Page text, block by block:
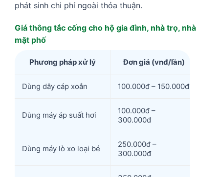
phát sinh chi phí ngoài thỏa thuận.
Giá thông tắc cống cho hộ gia đình, nhà trọ, nhà
mặt phố
Phương pháp xử lý Đơn giá (vnđ/lần)
Dùng dây cáp xoắn 100.000đ – 150.000đ
Dùng máy áp suất hơi
100.000đ –
300.000đ
Dùng máy lò xo loại bé
250.000đ –
300.000đ